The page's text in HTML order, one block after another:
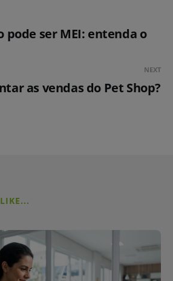
pode ser MEI: entenda o
NEXT
as vendas do Pet Shop?